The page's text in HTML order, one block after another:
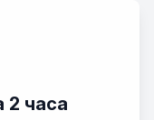
2 часа